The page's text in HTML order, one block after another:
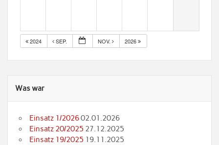
2024 SEP. NOV. 2026
Was war
Einsatz 1/202602.01.2026
Einsatz 20/2025 27.12.2025
Einsatz 19/2025 19.11.2025